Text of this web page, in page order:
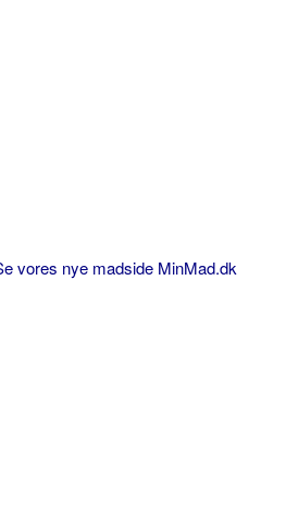
vores nye madside MinMad.dk